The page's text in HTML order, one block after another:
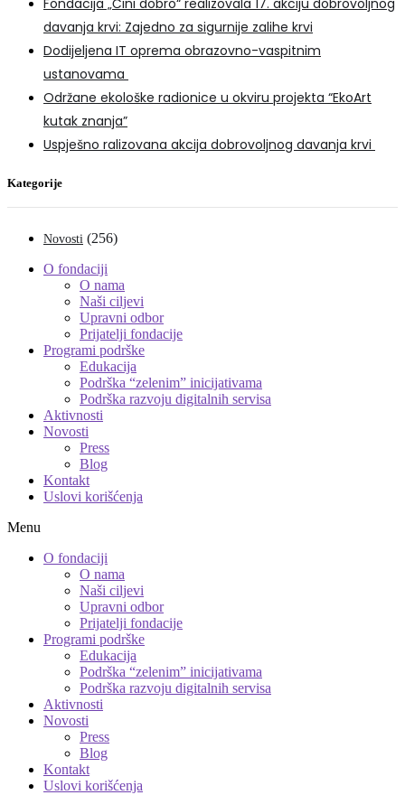
Fondacija „Čini dobro“ realizovala 17. akciju dobrovoljnog
davanja krvi: Zajedno za sigurnije zalihe krvi
Dodijeljena IT oprema obrazovno-vaspitnim
ustanovama
Održane ekološke radionice u okviru projekta “EkoArt
kutak znanja”
Uspješno ralizovana akcija dobrovoljnog davanja krvi
Kategorije
Novosti (256)
O fondaciji
O nama
Naši ciljevi
Upravni odbor
Prijatelji fondacije
Programi podrške
Edukacija
Podrška “zelenim” inicijativama
Podrška razvoju digitalnih servisa
Aktivnosti
Novosti
Press
Blog
Kontakt
Uslovi korišćenja
Menu
O fondaciji
O nama
Naši ciljevi
Upravni odbor
Prijatelji fondacije
Programi podrške
Edukacija
Podrška “zelenim” inicijativama
Podrška razvoju digitalnih servisa
Aktivnosti
Novosti
Press
Blog
Kontakt
Uslovi korišćenja